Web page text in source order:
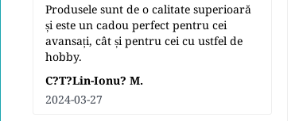
Produsele sunt de o calitate superioară
și este un cadou perfect pentru cei
avansați, cât și pentru cei cu ustfel de
hobby.
C?t?lin-Ionu? M.
2024-03-27